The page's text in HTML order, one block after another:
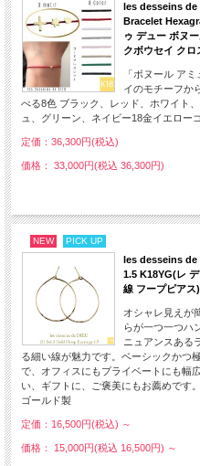
les desseins de
Bracelet
ゥ デュー ボヌ
クボウセイ クロ
「ボヌール ア
イのモチーフか
べる8色 ブラック、レッド、ホワイト
ュ、グリーン、ネイビー18金イエロー
定価：36,300円(税込)
価格： 33,000円(税込 36,300円)
NEW PICK UP
les desseins de
1.5 K18YG(レ
線 フープピアス)
オシャレ見えが
らが一つ一つハ
ニュアンスある
る細い線が魅力です。ベーシックかつ
で、オフィスにもプライベートにも幅
い、ギフトに、ご褒美にもお薦めです
ゴールド製
定価：16,500円(税込) ～
価格： 15,000円(税込 16,500円) ～